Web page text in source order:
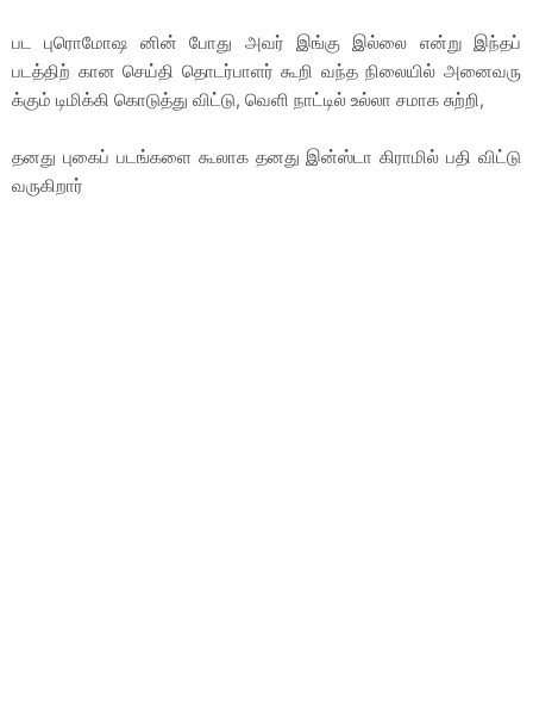
பட புரொமோஷ னின் போது அவர் இங்கு இல்லை என்று இந்தப்
படத்திற் கான செய்தி தொடர்பாளர் கூறி வந்த நிலையில் அனைவரு
க்கும் டிமிக்கி கொடுத்து விட்டு, வெளி நாட்டில் உல்லா சமாக சுற்றி,
தனது புகைப் படங்களை கூலாக தனது இன்ஸ்டா கிராமில் பதி விட்டு
வருகிறார்